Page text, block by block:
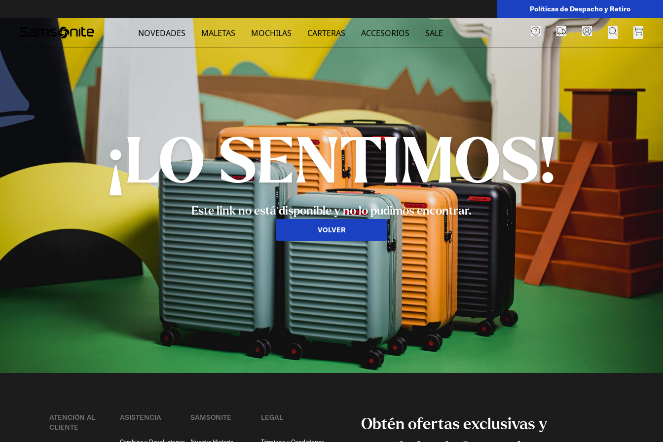
Políticas de Despacho y Retiro
NOVEDADES MALETAS MOCHILAS CARTERAS ACCESORIOS SALE
¡LO SENTIMOS!
Este link no está disponible y no lo pudimos encontrar.
VOLVER
ATENCIÓN AL
CLIENTE
ASISTENCIA SAMSONITE LEGAL
Obtén ofertas exclusivas y